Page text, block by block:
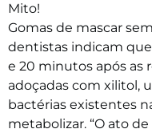
Mito!
Gomas de mascar
dentistas indicam que
e 20 minutos após as
adoçadas com xilitol,
bactérias existentes
metabolizar. “O ato